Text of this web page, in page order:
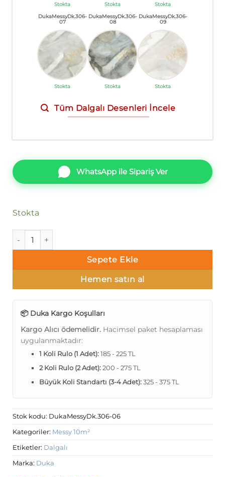
Stokta Stokta
Stokta
DukaMessyDk.306-
07
Stokta
DukaMessyDk.306-
08
Stokta
DukaMessyDk.306-
09
Stokta
Tüm Dalgalı Desenleri İncele
WhatsApp ile Sipariş Ver
Stokta
Duka Messy Dk.306-06 Dalgalı Duvar Kağıdı 10m² adet
Sepete Ekle
Hemen satın al
📦 Duka Kargo Koşulları
Kargo Alıcı ödemelidir. Hacimsel paket hesaplaması
uygulanmaktadır:
1 Koli Rulo (1 Adet):185 - 225 TL
2 Koli Rulo (2 Adet):200 - 275 TL
Büyük Koli Standartı (3-4 Adet):325 - 375 TL
Stok kodu: DukaMessyDk.306-06
Kategoriler: Messy 10m²
Etiketler: Dalgalı
Marka: Duka